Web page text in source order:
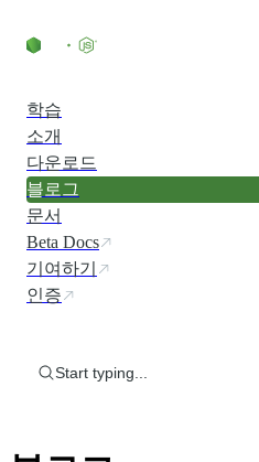
학습
소개
다운로드
블로그
문서
Beta Docs
기여하기
인증
Start typing...